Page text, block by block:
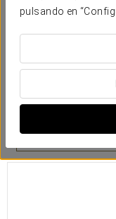
pulsando en
seguridad